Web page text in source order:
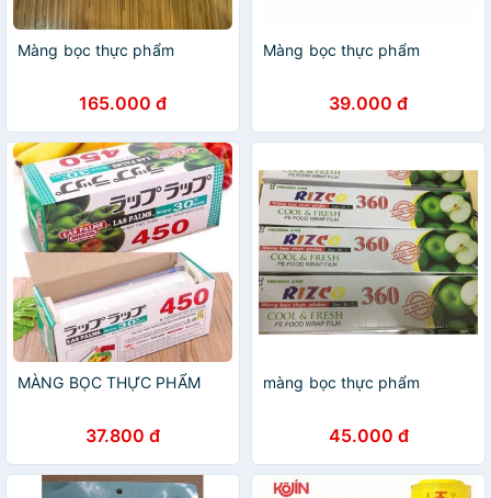
Màng bọc thực phẩm
165.000 đ
Màng bọc thực phẩm
39.000 đ
MÀNG BỌC THỰC PHẨM
37.800 đ
màng bọc thực phẩm
45.000 đ